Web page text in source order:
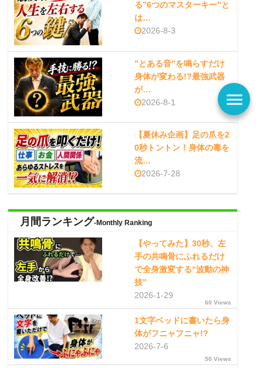
る”6つのマスターキー”と
は…
2026-8-3
”とある音”を鳴らすだけ
身体が変わる!?最強武器
が…
2026-8-1
【夏休み企画】足の爪を2
0秒トントン！身体の毒を
流…
2026-7-28
月間ランキング-Monthly Ranking
【やってみた】30秒、左
手の共鳴骨にふれるだけ
で全身激変する“波動の神
技”
2026-1-29
60 Views
1文字ベッドに書いたら身
体がフニャフニャ!?
2026-7-6
50 Views
menu